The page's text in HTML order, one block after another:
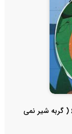
قصه های تصویری از پروین اعتصامی شش 6 ( گربه شیر نمی